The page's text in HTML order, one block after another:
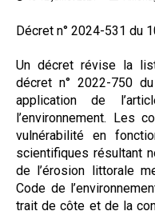
Formez-vous !
Décret n° 2024-531 du
Un décret révise la
décret n° 2022-750
application de
l’environnement. Les
vulnérabilité en
scientifiques résultant
de l’érosion littorale
Code de
trait de côte et de la